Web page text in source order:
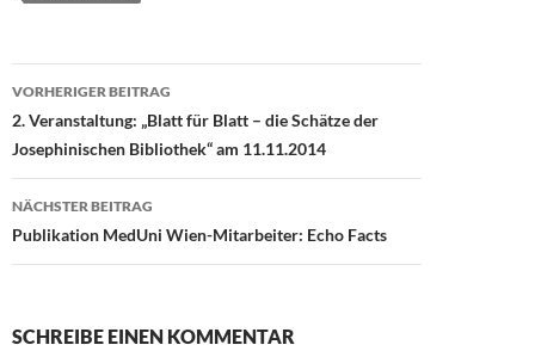
Beitragsnavigation
VORHERIGER BEITRAG
2. Veranstaltung: „Blatt für Blatt – die Schätze der
Josephinischen Bibliothek“ am 11.11.2014
NÄCHSTER BEITRAG
Publikation MedUni Wien-Mitarbeiter: Echo Facts
SCHREIBE EINEN KOMMENTAR